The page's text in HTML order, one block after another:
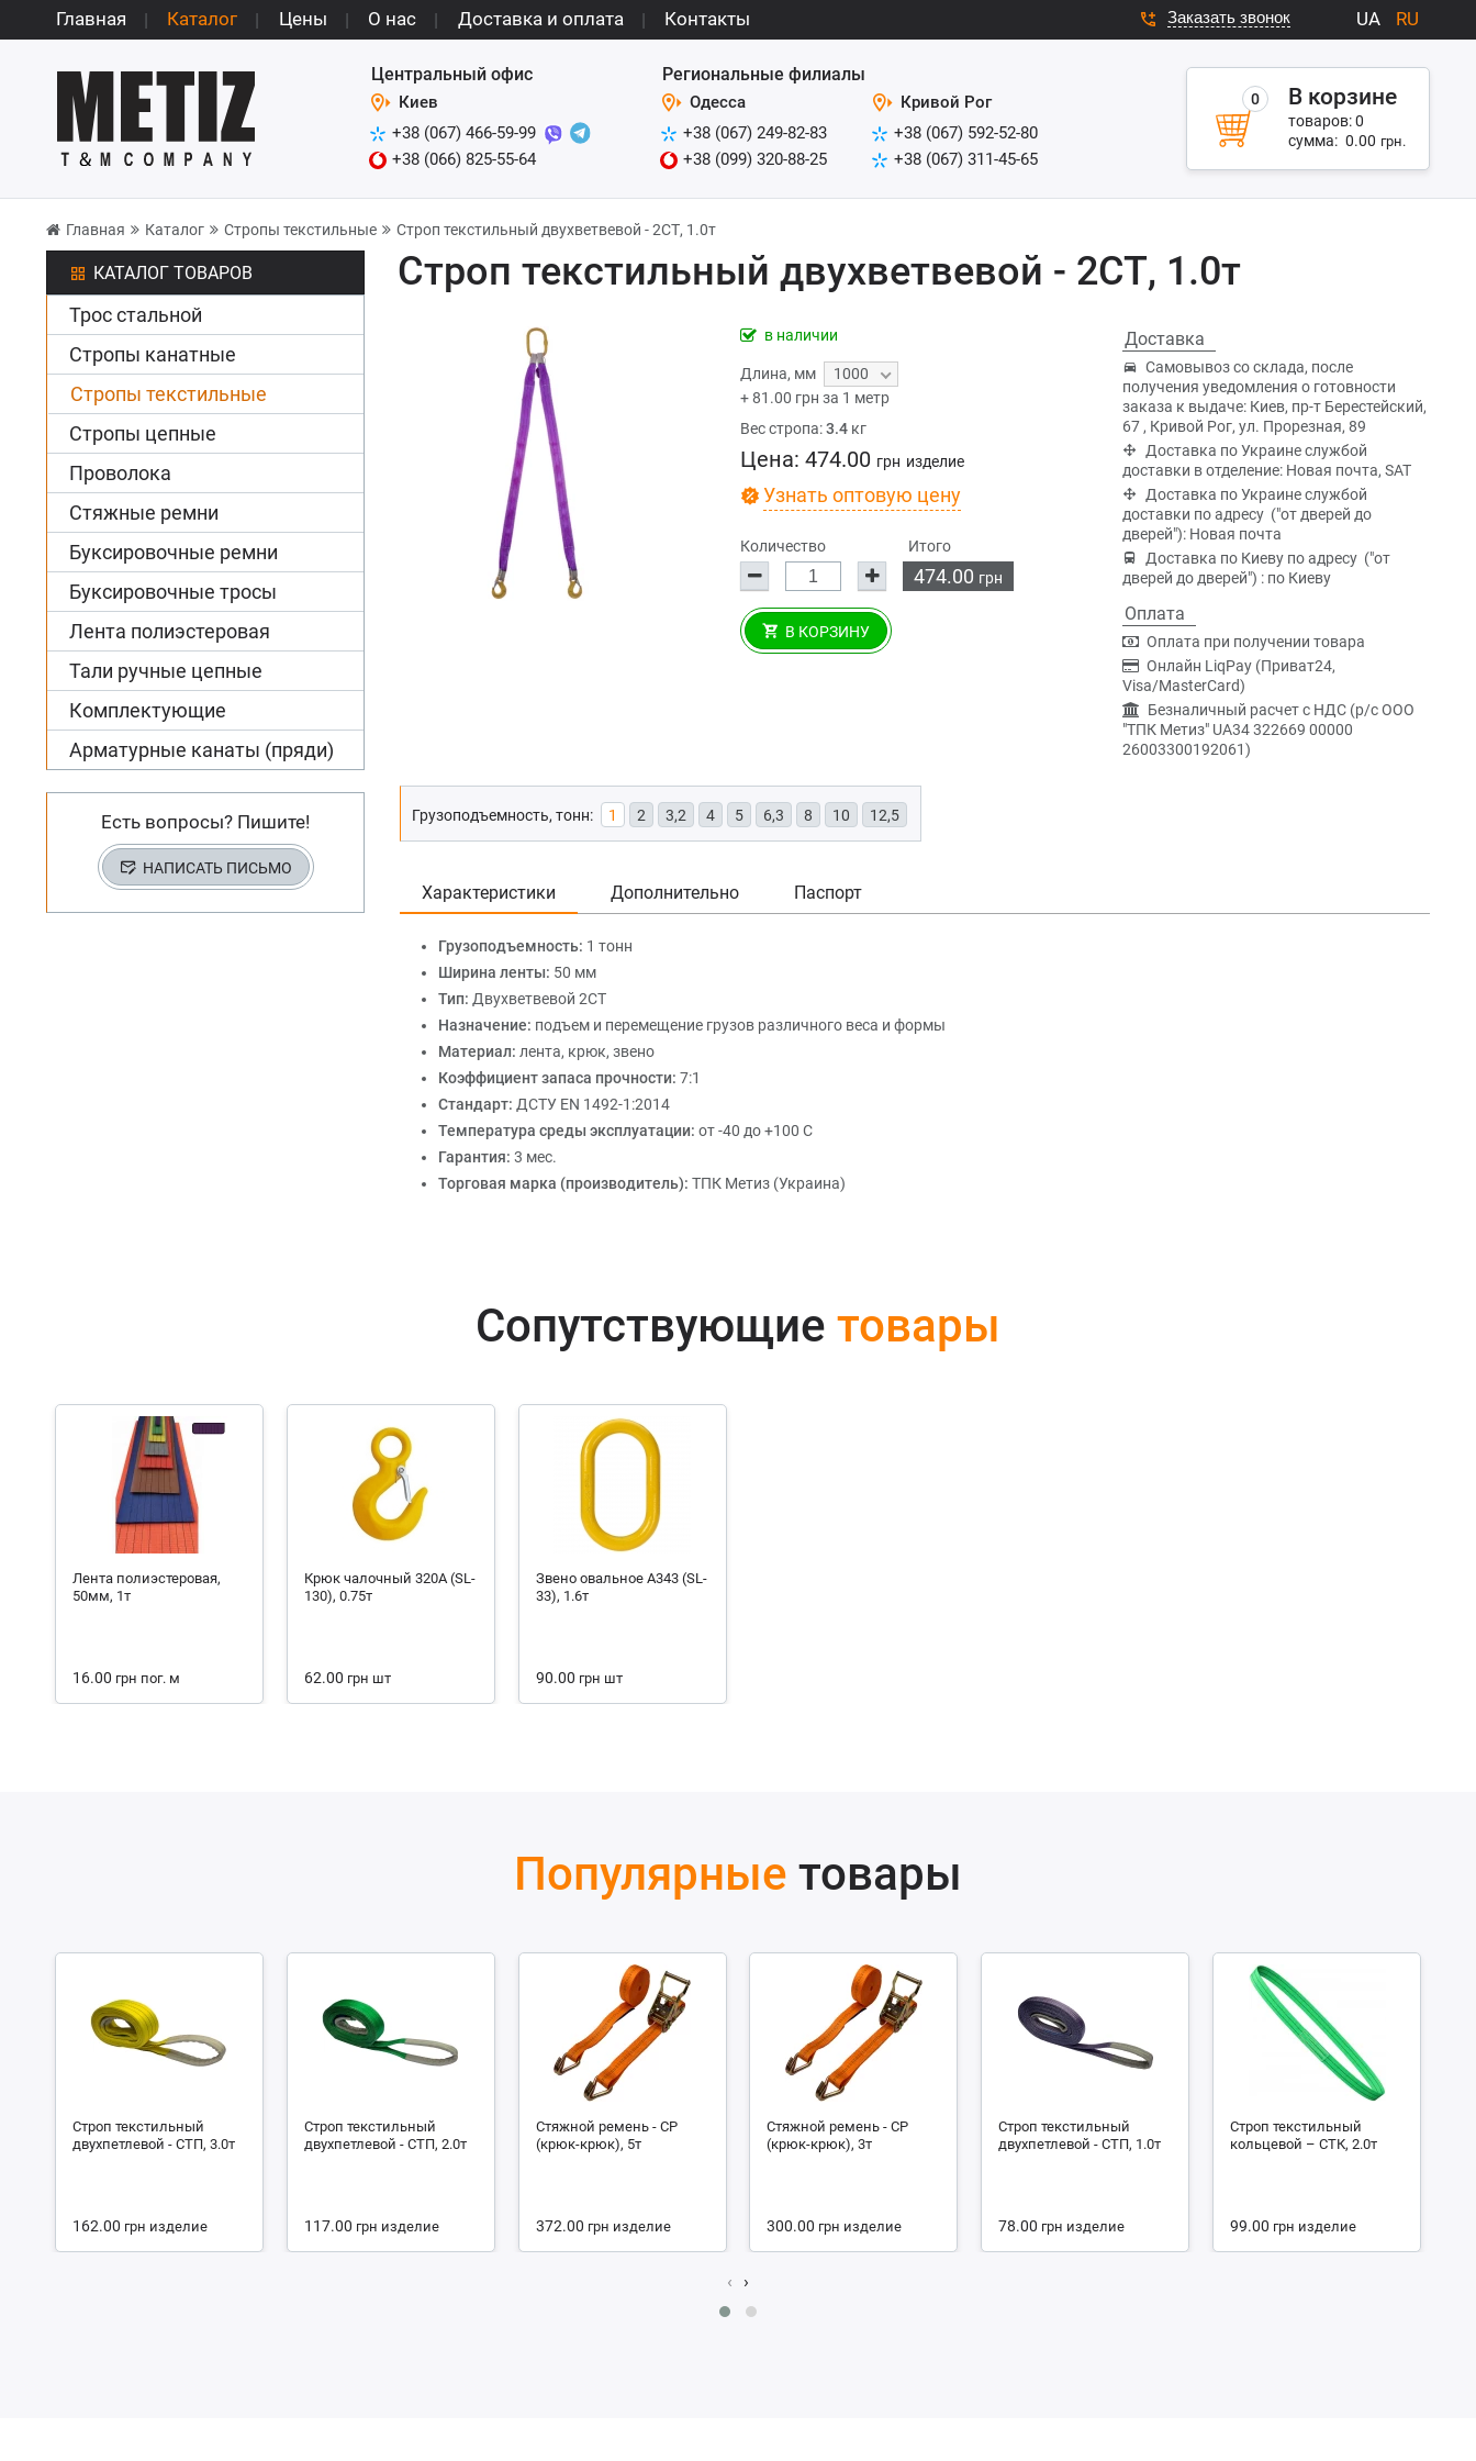
Главная Каталог Цены О нас Доставка и оплата Контакты Заказать звонок UA RU
Центральный офис
Киев
+38 (067) 466-59-99
+38 (066) 825-55-64
Региональные филиалы
Одесса
+38 (067) 249-82-83
+38 (099) 320-88-25
Кривой Рог
+38 (067) 592-52-80
+38 (067) 311-45-65
0 В корзине
товаров:0
сумма: 0.00 грн.
Главная Каталог Стропы текстильные Строп текстильный двухветвевой - 2СТ, 1.0т
КАТАЛОГ ТОВАРОВ
Трос стальной
Стропы канатные
Стропы текстильные
Стропы цепные
Проволока
Стяжные ремни
Буксировочные ремни
Буксировочные тросы
Лента полиэстеровая
Тали ручные цепные
Комплектующие
Арматурные канаты (пряди)
Есть вопросы? Пишите!
НАПИСАТЬ ПИСЬМО
Строп текстильный двухветвевой - 2СТ, 1.0т
в наличии
Длина, мм
1000
+81.00 грн за 1 метр
Вес стропа:3.4 кг
Цена: 474.00 грн изделие
Узнать оптовую цену
Количество Итого
474.00 грн
В КОРЗИНУ
Доставка
Самовывоз со склада, после
получения уведомления о готовности
заказа к выдаче: Киев, пр-т Берестейский,
67 , Кривой Рог, ул. Прорезная, 89
Доставка по Украине службой
доставки в отделение: Новая почта, SAT
Доставка по Украине службой
доставки по адресу ("от дверей до
дверей"): Новая почта
Доставка по Киеву по адресу ("от
дверей до дверей") : по Киеву
Оплата
Оплата при получении товара
Онлайн LiqPay (Приват24,
Visa/MasterCard)
Безналичный расчет с НДС (р/c ООО
"ТПК Метиз" UA34 322669 00000
26003300192061)
Грузоподъемность, тонн: 1 2 3,2 4 5 6,3 8 10 12,5
Характеристики Дополнительно Паспорт
Грузоподъемность: 1 тонн
Ширина ленты: 50 мм
Тип: Двухветвевой 2СТ
Назначение: подъем и перемещение грузов различного веса и формы
Материал: лента, крюк, звено
Коэффициент запаса прочности: 7:1
Стандарт: ДСТУ EN 1492-1:2014
Температура среды эксплуатации: от -40 до +100 С
Гарантия: 3 мес.
Торговая марка (производитель): ТПК Метиз (Украина)
Сопутствующие товары
Лента полиэстеровая,
50мм, 1т
16.00 грн пог. м
Крюк чалочный 320А (SL-
130), 0.75т
62.00 грн шт
Звено овальное А343 (SL-
33), 1.6т
90.00 грн шт
Популярные товары
Строп текстильный
двухпетлевой - СТП, 3.0т
162.00 грн изделие
Строп текстильный
двухпетлевой - СТП, 2.0т
117.00 грн изделие
Стяжной ремень - СР
(крюк-крюк), 5т
372.00 грн изделие
Стяжной ремень - СР
(крюк-крюк), 3т
300.00 грн изделие
Строп текстильный
двухпетлевой - СТП, 1.0т
78.00 грн изделие
Строп текстильный
кольцевой – СТК, 2.0т
99.00 грн изделие
‹ ›